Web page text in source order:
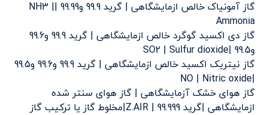
گاز آمونیاک خالص ازمایشگاهی | گرید 99.9 و99.99 |NH3 |
Ammonia
گاز دی اکسید گوگرد خالص ازمایشگاهی | گرید 99.9 و99.6
و99.5 |SO2 | Sulfur dioxide
گاز نیتریک اکسید خالص ازمایشگاهی | گرید 99.9 و99.6 و99.5
|NO | Nitric oxide
گاز هوای خشک آزمایشگاهی | گاز هوای سنتر شده
ازمایشگاهی |گرید 99.999 | Z.AIR|مخلوط گاز یا ترکیب گاز